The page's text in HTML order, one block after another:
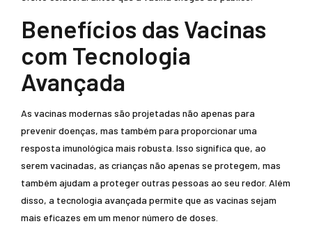
Benefícios das Vacinas
com Tecnologia
Avançada
As vacinas modernas são projetadas não apenas para
prevenir doenças, mas também para proporcionar uma
resposta imunológica mais robusta. Isso significa que, ao
serem vacinadas, as crianças não apenas se protegem, mas
também ajudam a proteger outras pessoas ao seu redor. Além
disso, a tecnologia avançada permite que as vacinas sejam
mais eficazes em um menor número de doses.